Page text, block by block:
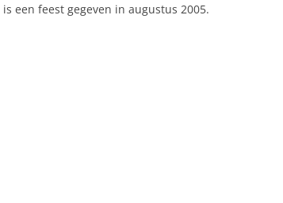
een feest gegeven in augustus 2005.